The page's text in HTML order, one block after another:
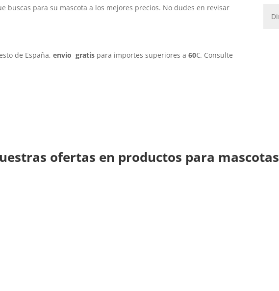
buscas para su mascota a los mejores precios. No dudes en revisar
de España,envio gratis para importes superiores a60€. Consulte
ofertas en productos para mascotas